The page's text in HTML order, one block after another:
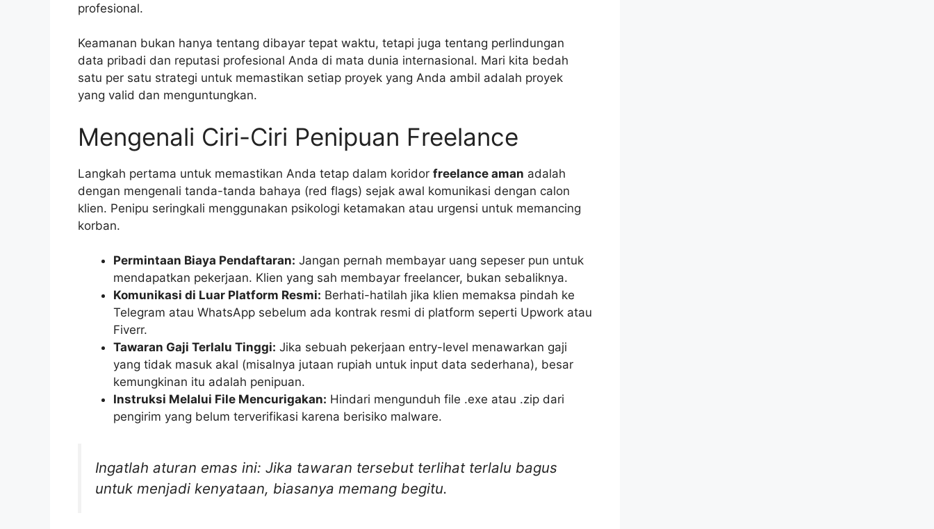
profesional.
Keamanan bukan hanya tentang dibayar tepat waktu, tetapi juga tentang perlindungan
data pribadi dan reputasi profesional Anda di mata dunia internasional. Mari kita bedah
satu per satu strategi untuk memastikan setiap proyek yang Anda ambil adalah proyek
yang valid dan menguntungkan.
Mengenali Ciri-Ciri Penipuan Freelance
Langkah pertama untuk memastikan Anda tetap dalam koridor freelance aman adalah
dengan mengenali tanda-tanda bahaya (red flags) sejak awal komunikasi dengan calon
klien. Penipu seringkali menggunakan psikologi ketamakan atau urgensi untuk memancing
korban.
Permintaan Biaya Pendaftaran: Jangan pernah membayar uang sepeser pun untuk
mendapatkan pekerjaan. Klien yang sah membayar freelancer, bukan sebaliknya.
Komunikasi di Luar Platform Resmi: Berhati-hatilah jika klien memaksa pindah ke
Telegram atau WhatsApp sebelum ada kontrak resmi di platform seperti Upwork atau
Fiverr.
Tawaran Gaji Terlalu Tinggi: Jika sebuah pekerjaan entry-level menawarkan gaji
yang tidak masuk akal (misalnya jutaan rupiah untuk input data sederhana), besar
kemungkinan itu adalah penipuan.
Instruksi Melalui File Mencurigakan: Hindari mengunduh file .exe atau .zip dari
pengirim yang belum terverifikasi karena berisiko malware.
Ingatlah aturan emas ini: Jika tawaran tersebut terlihat terlalu bagus
untuk menjadi kenyataan, biasanya memang begitu.